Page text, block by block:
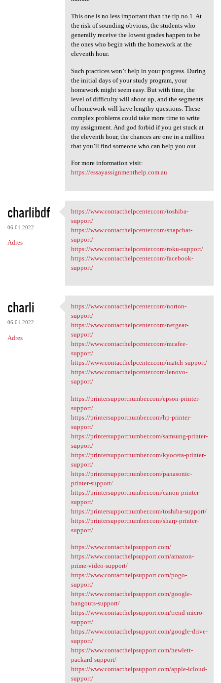
This one is no less important than the tip no.1. At
the risk of sounding obvious, the students who
generally receive the lowest grades happen to be
the ones who begin with the homework at the
eleventh hour.
Such practices won’t help in your progress. During
the initial days of your study program, your
homework might seem easy. But with time, the
level of difficulty will shoot up, and the segments
of homework will have lengthy questions. These
complex problems could take more time to write
my assignment. And god forbid if you get stuck at
the eleventh hour, the chances are one in a million
that you’ll find someone who can help you out.
For more information visit:
https://essayassignmenthelp.com.au
charlibdf
06.01.2022
Adres
https://www.contacthelpcenter
https://www.contacthelpcenter.com/toshiba-
support/
https://www.contacthelpcenter.com/snapchat-
support/
https://www.contacthelpcenter.com/roku-support/
https://www.contacthelpcenter.com/facebook-
support/
charli
06.01.2022
Adres
https://www.contacthelpcenter
https://www.contacthelpcenter.com/norton-
support/
https://www.contacthelpcenter.com/netgear-
support/
https://www.contacthelpcenter.com/mcafee-
support/
https://www.contacthelpcenter.com/match-support/
https://www.contacthelpcenter.com/lenovo-
support/
https://printersupportnumber.com/epson-printer-
support/
https://printersupportnumber.com/hp-printer-
support/
https://printersupportnumber.com/samsung-printer-
support/
https://printersupportnumber.com/kyocera-printer-
support/
https://printersupportnumber.com/panasonic-
printer-support/
https://printersupportnumber.com/canon-printer-
support/
https://printersupportnumber.com/toshiba-support/
https://printersupportnumber.com/sharp-printer-
support/
https://www.contacthelpsupport.com/
https://www.contacthelpsupport.com/amazon-
prime-video-support/
https://www.contacthelpsupport.com/pogo-
support/
https://www.contacthelpsupport.com/google-
hangouts-support/
https://www.contacthelpsupport.com/trend-micro-
support/
https://www.contacthelpsupport.com/google-drive-
support/
https://www.contacthelpsupport.com/hewlett-
packard-support/
https://www.contacthelpsupport.com/apple-icloud-
support/